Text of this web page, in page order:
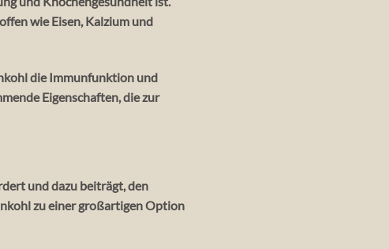
wie Eisen, Kalzium und
die Immunfunktion und
Eigenschaften, die zur
und dazu beiträgt, den
zu einer großartigen Option